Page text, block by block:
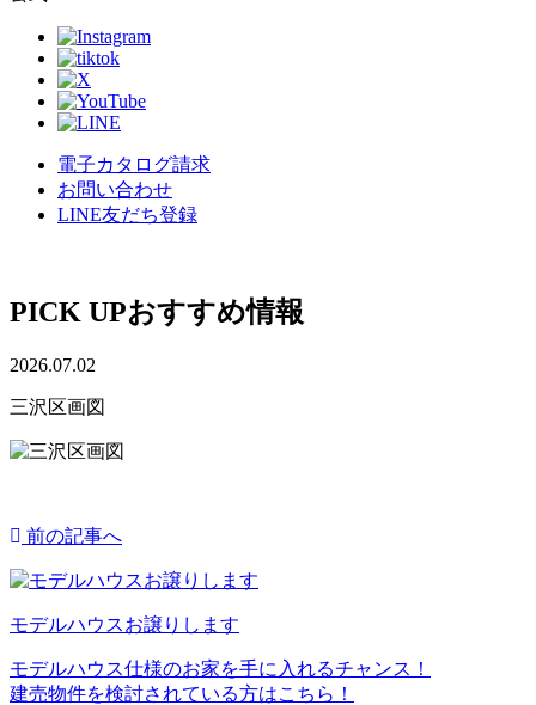
電子カタログ請求
お問い合わせ
LINE友だち登録
PICK UPおすすめ情報
2026.07.02
三沢区画図
前の記事へ
モデルハウスお譲りします
モデルハウス仕様のお家を手に入れるチャンス！
建売物件を検討されている方はこちら！